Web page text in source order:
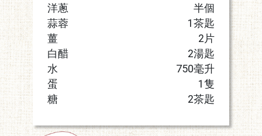
洋蔥
半個
蒜蓉
1茶匙
薑
2片
白醋
2湯匙
水
750毫升
蛋
1隻
糖
2茶匙